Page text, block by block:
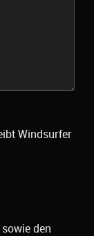
Windsurfer
sowie den